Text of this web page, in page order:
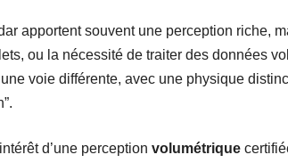
apportent souvent une perception riche,
ou la nécessité de traiter des données
voie différente, avec une physique
d’une perception volumétrique